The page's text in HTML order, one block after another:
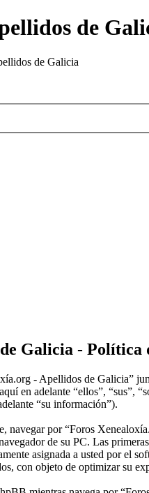
de
de Galicia
Galicia - Política
- Apellidos de Galicia”
en adelante “ellos”,
“su información”).
navegar por “Foros
de su PC. Las
asignada a usted por el
con objeto de optimizar su